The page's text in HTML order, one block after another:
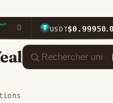
USDT $0.99950.00%